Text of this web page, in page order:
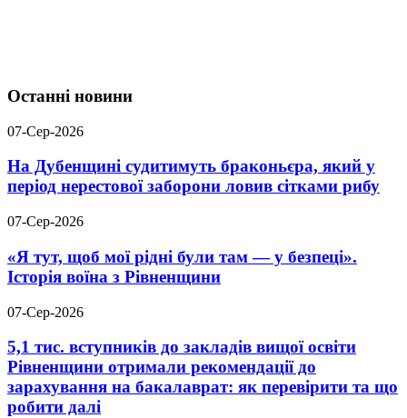
Останні новини
07-Сер-2026
На Дубенщині судитимуть браконьєра, який у
період нерестової заборони ловив сітками рибу
07-Сер-2026
«Я тут, щоб мої рідні були там — у безпеці».
Історія воїна з Рівненщини
07-Сер-2026
5,1 тис. вступників до закладів вищої освіти
Рівненщини отримали рекомендації до
зарахування на бакалаврат: як перевірити та що
робити далі